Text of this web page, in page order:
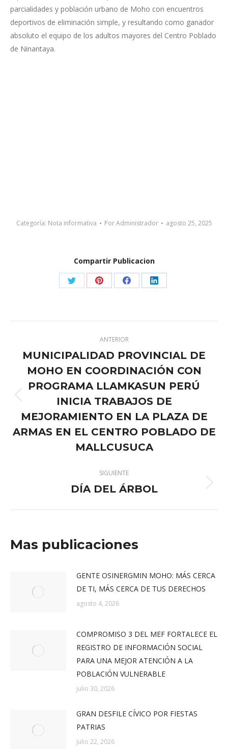
parcialidades y población urbano de Moho con encuentros
deportivos de eliminación simple, y resultando como ganador
absoluto el equipo de los adultos mayores del Centro Poblado
de Ninantaya.
Categoría: Nota informativa PorAdministrador agosto 25, 2025
Compartir Publicacion
Share
X
Share
Pinterest
Share
Facebook
Share
LinkedIn
entre
publicaciones
ANTERIOR
Publicación
anterior:
MUNICIPALIDAD PROVINCIAL DE
MOHO EN COORDINACIÓN CON
PROGRAMA LLAMKASUN PERÚ
INICIA TRABAJOS DE
MEJORAMIENTO EN LA PLAZA DE
ARMAS EN EL CENTRO POBLADO DE
MALLCUSUCA
SIGUIENTE
Publicación
DÍA DEL ÁRBOL
Mas publicaciones
GENTE OSINERGMIN MOHO: MÁS CERCA
DE TI, MÁS CERCA DE TUS DERECHOS
agosto 4, 2026
COMPROMISO 3 DEL MEF FORTALECE EL
REGISTRO DE INFORMACIÓN SOCIAL
PARA UNA MEJOR ATENCIÓN A LA
POBLACIÓN VULNERABLE
julio 30, 2026
GRAN DESFILE CÍVICO POR FIESTAS
PATRIAS
julio 22, 2026